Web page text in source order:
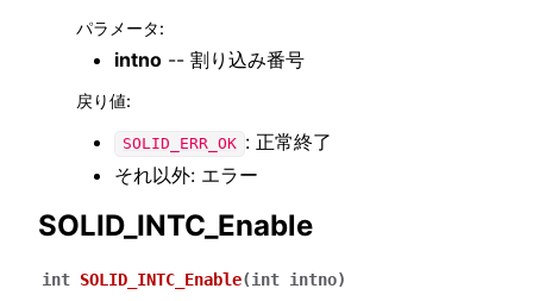
パラメータ:
intno -- 割り込み番号
戻り値:
SOLID_ERR_OK : 正常終了
それ以外: エラー
SOLID_INTC_Enable
int SOLID_INTC_Enable(int intno)